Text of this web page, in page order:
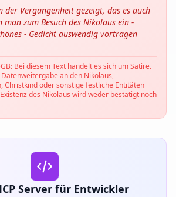
der Vergangenheit gezeigt, das es auch
man zum Besuch des Nikolaus ein -
- Gedicht auswendig vortragen
Bei diesem Text handelt es sich um Satire.
an den Nikolaus,
Christkind oder sonstige festliche Entitäten
des Nikolaus wird weder bestätigt noch
Server für Entwickler